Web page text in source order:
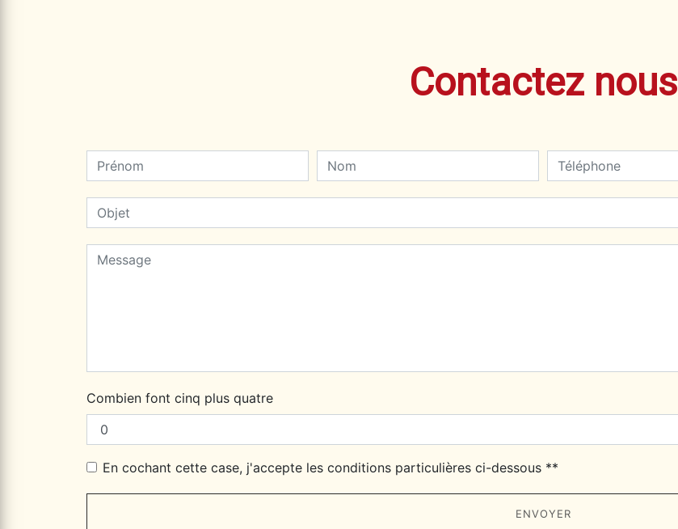
Contactez nous
Combien font cinq plus quatre
En cochant cette case, j'accepte les conditions particulières ci-dessous **
ENVOYER